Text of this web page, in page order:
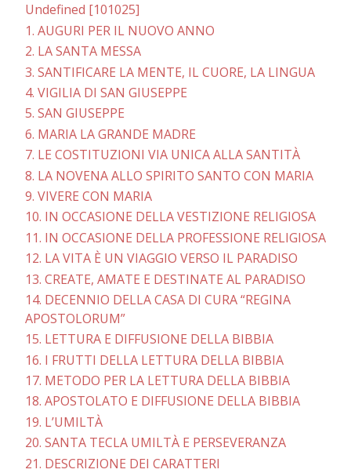
Undefined [101025]
1. AUGURI PER IL NUOVO ANNO
2. LA SANTA MESSA
3. SANTIFICARE LA MENTE, IL CUORE, LA LINGUA
4. VIGILIA DI SAN GIUSEPPE
5. SAN GIUSEPPE
6. MARIA LA GRANDE MADRE
7. LE COSTITUZIONI VIA UNICA ALLA SANTITÀ
8. LA NOVENA ALLO SPIRITO SANTO CON MARIA
9. VIVERE CON MARIA
10. IN OCCASIONE DELLA VESTIZIONE RELIGIOSA
11. IN OCCASIONE DELLA PROFESSIONE RELIGIOSA
12. LA VITA È UN VIAGGIO VERSO IL PARADISO
13. CREATE, AMATE E DESTINATE AL PARADISO
14. DECENNIO DELLA CASA DI CURA “REGINA
APOSTOLORUM”
15. LETTURA E DIFFUSIONE DELLA BIBBIA
16. I FRUTTI DELLA LETTURA DELLA BIBBIA
17. METODO PER LA LETTURA DELLA BIBBIA
18. APOSTOLATO E DIFFUSIONE DELLA BIBBIA
19. L’UMILTÀ
20. SANTA TECLA UMILTÀ E PERSEVERANZA
21. DESCRIZIONE DEI CARATTERI